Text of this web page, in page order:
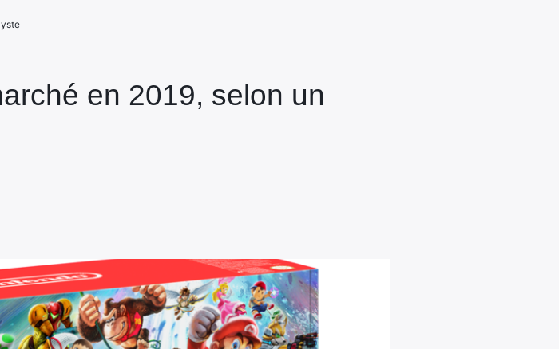
en 2019, selon un